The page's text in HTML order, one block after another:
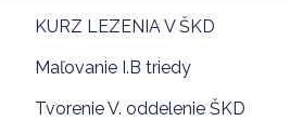
KURZ LEZENIA V ŠKD
Maľovanie I.B triedy
Tvorenie V. oddelenie ŠKD